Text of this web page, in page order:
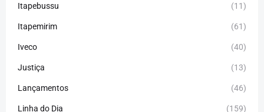
Itapebussu (11)
Itapemirim (61)
Iveco (40)
Justiça (13)
Lançamentos (46)
Linha do Dia (159)